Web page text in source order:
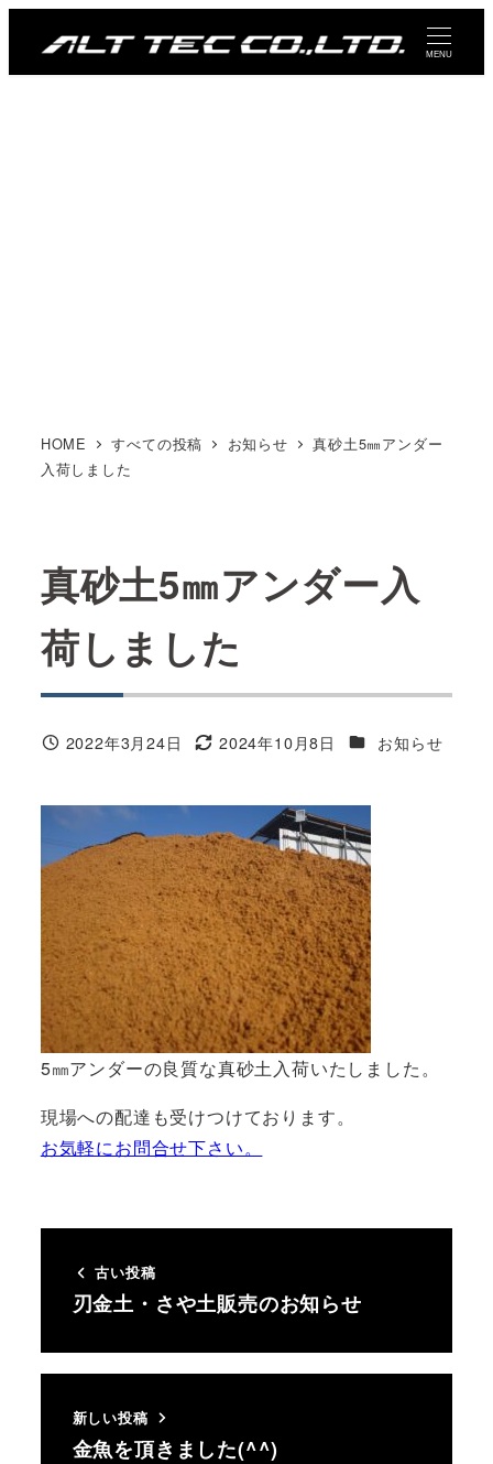
MENU
HOME すべての投稿 お知らせ
真砂土5㎜アンダー
入荷しました
真砂土5㎜アンダー入
荷しました
投稿日
2022年3月24日
更新日
2024年10月8日 カテゴリー
お知らせ
5㎜アンダーの良質な真砂土入荷いたしました。
現場への配達も受けつけております。
お気軽にお問合せ下さい。
古い投稿
刃金土・さや土販売のお知らせ
新しい投稿
金魚を頂きました(^^)